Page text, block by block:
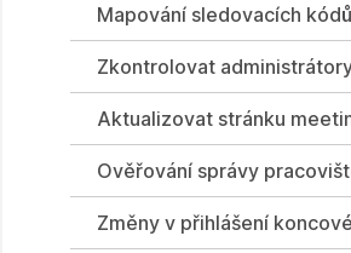
Mapování sledovacích
Zkontrolovat
Aktualizovat stránku
Ověřování správy
Změny v přihlášení